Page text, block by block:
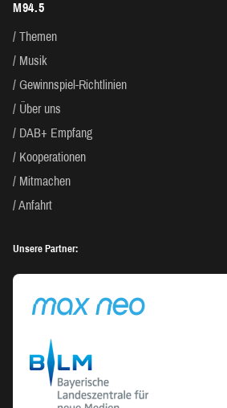
BEITRÄGE
M94.5
Themen
Musik
Gewinnspiel-Richtlinien
Über uns
DAB+ Empfang
Kooperationen
Mitmachen
Anfahrt
Unsere Partner: